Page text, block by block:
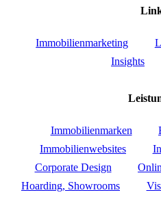
Immobilienmarketing
Insights
Immobilienmarken
Immobilienwebsites
Corporate Design
Hoarding, Showrooms